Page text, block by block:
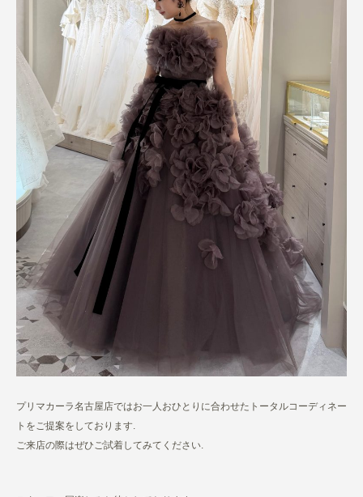
プリマカーラ名古屋店ではお一人おひとりに合わせたトータルコーディネー
トをご提案をしております.
ご来店の際はぜひご試着してみてください.